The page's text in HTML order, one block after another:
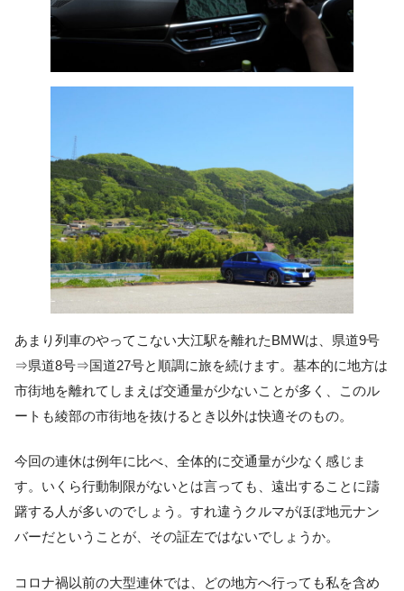
あまり列車のやってこない大江駅を離れたBMWは、県道9号
⇒県道8号⇒国道27号と順調に旅を続けます。基本的に地方は
市街地を離れてしまえば交通量が少ないことが多く、このル
ートも綾部の市街地を抜けるとき以外は快適そのもの。
今回の連休は例年に比べ、全体的に交通量が少なく感じま
す。いくら行動制限がないとは言っても、遠出することに躊
躇する人が多いのでしょう。すれ違うクルマがほぼ地元ナン
バーだということが、その証左ではないでしょうか。
コロナ禍以前の大型連休では、どの地方へ行っても私を含め